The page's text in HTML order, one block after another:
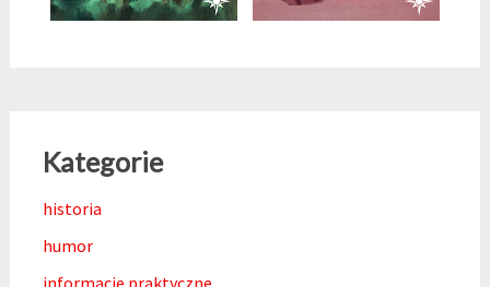
Kategorie
historia
humor